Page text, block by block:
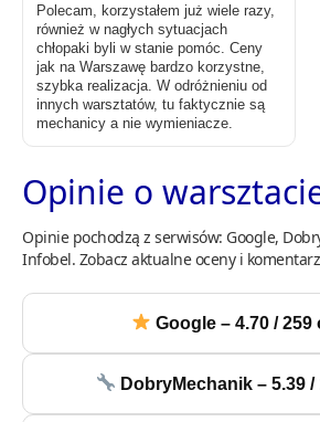
Polecam, korzystałem już wiele razy,
również w nagłych sytuacjach
chłopaki byli w stanie pomóc. Ceny
jak na Warszawę bardzo korzystne,
szybka realizacja. W odróżnieniu od
innych warsztatów, tu faktycznie są
mechanicy a nie wymieniacze.
Opinie o
Opinie pochodzą z serwisów: Google,
Infobel. Zobacz aktualne oceny i
Google – 4.70 / 259
DobryMechanik – 5.39